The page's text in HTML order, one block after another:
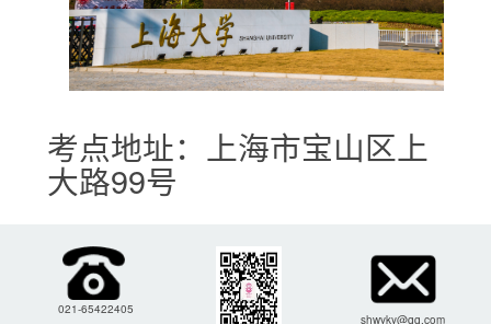
考点地址：上海市宝山区上
大路99号
021-65422405
shwyky@qq.com